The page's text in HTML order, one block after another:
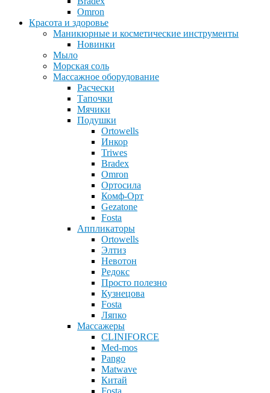
Omron
Красота и здоровье
Маникюрные и косметические инструменты
Новинки
Мыло
Морская соль
Массажное оборудование
Расчески
Тапочки
Мячики
Подушки
Ortowells
Инкор
Triwes
Bradex
Omron
Ортосила
Комф-Орт
Gezatone
Fosta
Аппликаторы
Ortowells
Элтиз
Невотон
Редокс
Просто полезно
Кузнецова
Fosta
Ляпко
Массажеры
CLINIFORCE
Med-mos
Pango
Matwave
Китай
Fosta